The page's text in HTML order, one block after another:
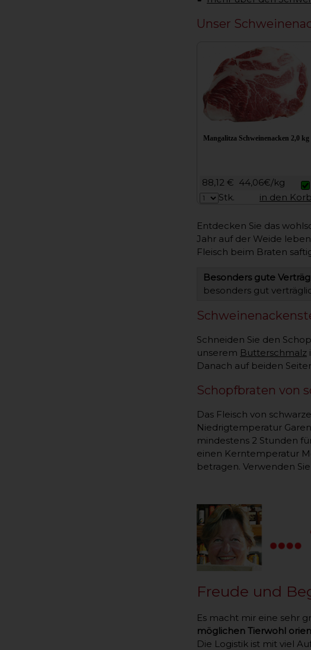
Unser
Mangalitza Schweinenacken 2,0 kg
88,12 € 44,06€/kg
Stk.
in den Korb
Entdecken Sie das
Jahr auf der Weide
Fleisch beim Braten
Besonders gute
besonders gut
Schneiden Sie den
unserem Butterschmalz
Danach auf beiden
Schopfbraten von
Das Fleisch von
Niedrigtemperatur
mindestens 2 Stunden
einen Kerntemperatur
betragen. Verwenden
Freude und
Es macht mir eine sehr
möglichen Tierwohl
Die Logistik ist mit viel